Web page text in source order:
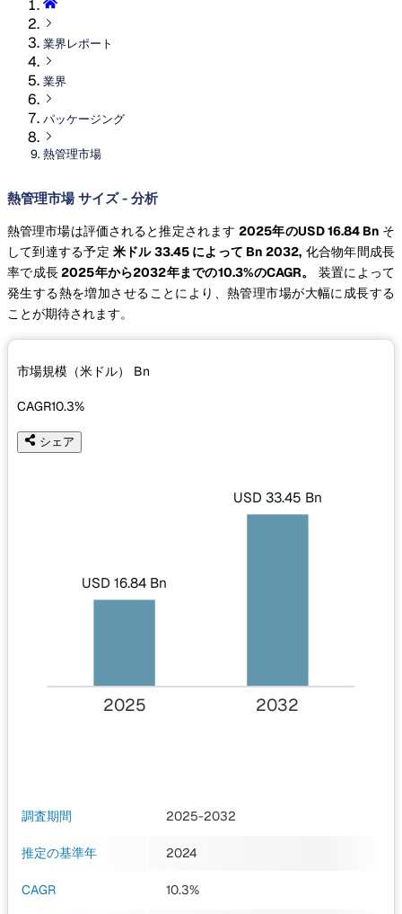
業界レポート
業界
パッケージング
熱管理市場
熱管理市場 サイズ - 分析
熱管理市場は評価されると推定されます2025年のUSD 16.84 Bn そ
して到達する予定 米ドル 33.45 によって Bn 2032, 化合物年間成長
率で成長2025年から2032年までの10.3%のCAGR。
装置によって
発生する熱を増加させることにより、熱管理市場が大幅に成長する
ことが期待されます。
市場規模（米ドル） Bn
CAGR10.3%
シェア
USD 16.84 Bn
USD 33.45 Bn
2025 2032
調査期間 2025-2032
推定の基準年 2024
CAGR 10.3%